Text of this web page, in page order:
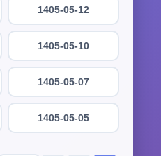
1405-05-12
1405-05-10
1405-05-07
1405-05-05